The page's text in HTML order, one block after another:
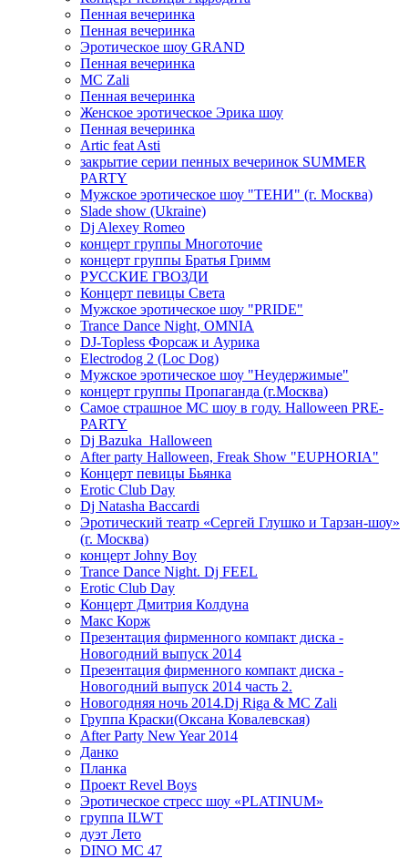
Пенная вечеринка
Пенная вечеринка
Эротическое шоу GRAND
Пенная вечеринка
MC Zali
Пенная вечеринка
Женское эротическое Эрика шоу
Пенная вечеринка
Artic feat Asti
закрытие серии пенных вечеринок SUMMER
PARTY
Мужское эротическое шоу "ТЕНИ" (г. Москва)
Slade show (Ukraine)
Dj Alexey Romeo
концерт группы Многоточие
концерт группы Братья Гримм
РУССКИЕ ГВОЗДИ
Концерт певицы Света
Мужское эротическое шоу "PRIDE"
Trance Dance Night, OMNIA
DJ-Topless Форсаж и Аурика
Electrodog 2 (Loc Dog)
Мужское эротическое шоу "Неудержимые"
концерт группы Пропаганда (г.Москва)
Самое страшное МС шоу в году. Halloween PRE-
PARTY
Dj Bazuka_Halloween
After party Halloween, Freak Show "EUPHORIA"
Концерт певицы Бьянка
Erotic Club Day
Dj Natasha Baccardi
Эротический театр «Сергей Глушко и Тарзан-шоу»
(г. Москва)
концерт Johny Boy
Trance Dance Night. Dj FEEL
Erotic Club Day
Концерт Дмитрия Колдуна
Макс Корж
Презентация фирменного компакт диска -
Новогодний выпуск 2014
Презентация фирменного компакт диска -
Новогодний выпуск 2014 часть 2.
Новогодняя ночь 2014.Dj Riga & MC Zali
Группа Краски(Оксана Ковалевская)
After Party New Year 2014
Данко
Планка
Проект Revel Boys
Эротическое стресс шоу «PLATINUM»
группа ILWT
дуэт Лето
DINO MC 47